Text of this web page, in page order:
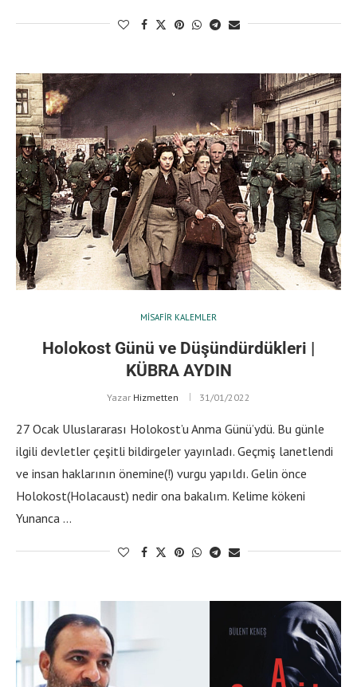
MISAFIR KALEMLER
Holokost Günü ve Düşündürdükleri |
KÜBRA AYDIN
Yazar Hizmetten 31/01/2022
27 Ocak Uluslararası Holokost’u Anma Günü’ydü. Bu günle
ilgili devletler çeşitli bildirgeler yayınladı. Geçmiş lanetlendi
ve insan haklarının önemine(!) vurgu yapıldı. Gelin önce
Holokost(Holacaust) nedir ona bakalım. Kelime kökeni
Yunanca …